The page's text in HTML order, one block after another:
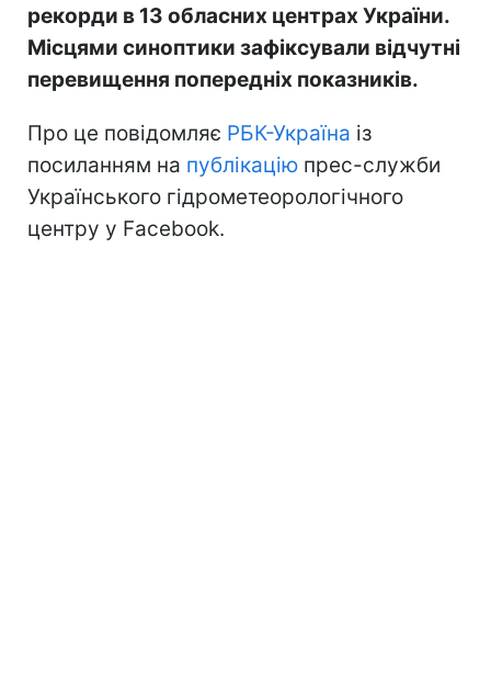
рекорди в 13 обласних центрах України.
Місцями синоптики зафіксували відчутні
перевищення попередніх показників.
Про це повідомляє РБК-Україна із
посиланням на публікацію прес-служби
Українського гідрометеорологічного
центру у Facebook.